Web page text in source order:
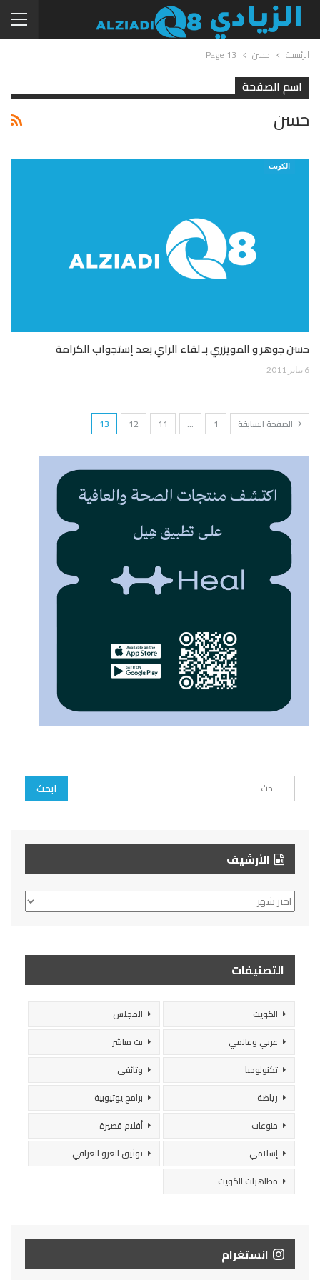
الرئيسية حسن Page 13
اسم الصفحة
حسن
الكويت
حسن جوهر و المويزري بـ لقاء الراي بعد إستجواب الكرامة
6 يناير 2011
الصفحة السابقة 1
…
11
12
13
الأرشيف
الأرشيف
التصنيفات
الكويت
المجلس
عربي وعالمي
بث مباشر
تكنولوجيا
وثائقي
رياضة
برامج يوتيوبية
منوعات
أفلام قصيرة
إسلامي
توثيق الغزو العراقي
مظاهرات الكويت
انستغرام